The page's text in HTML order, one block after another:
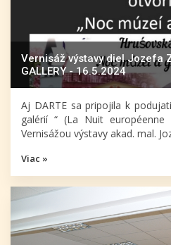
Vernisáž výstavy diel Jozefa
GALLERY - 16.5.2024
Aj DARTE sa pripojila k
galérií “ (La Nuit
Vernisážou výstavy akad. mal.
Viac »